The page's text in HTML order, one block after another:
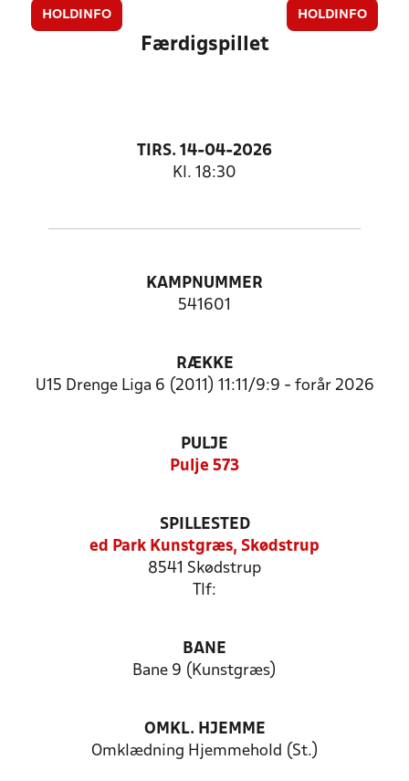
HOLDINFO HOLDINFO
Færdigspillet
TIRS. 14-04-2026
Kl. 18:30
KAMPNUMMER
541601
RÆKKE
U15 Drenge Liga 6 (2011) 11:11/9:9 - forår 2026
PULJE
Pulje 573
SPILLESTED
ed Park Kunstgræs, Skødstrup
8541 Skødstrup
Tlf:
BANE
Bane 9 (Kunstgræs)
OMKL. HJEMME
Omklædning Hjemmehold (St.)